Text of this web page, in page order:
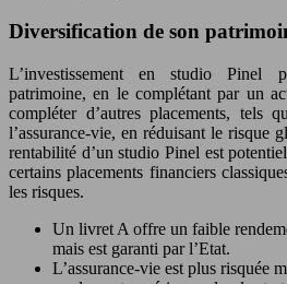
Diversification de son
L’investissement en studio Pinel
patrimoine, en le complétant par un
compléter d’autres placements, tels
l’assurance-vie, en réduisant le risque
rentabilité d’un studio Pinel est
certains placements financiers
les risques.
Un livret A offre un faible
mais est garanti par l’Etat.
L’assurance-vie est plus risquée